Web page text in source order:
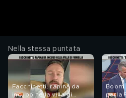
Nella stessa puntata
Facchinetti, rapina da
incubo nella villa di
parla